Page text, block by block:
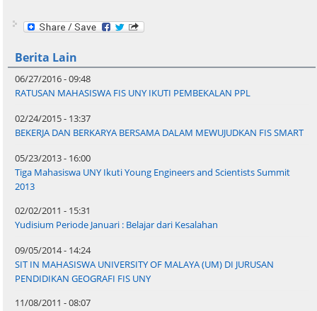
Berita Lain
06/27/2016 - 09:48
RATUSAN MAHASISWA FIS UNY IKUTI PEMBEKALAN PPL
02/24/2015 - 13:37
BEKERJA DAN BERKARYA BERSAMA DALAM MEWUJUDKAN FIS SMART
05/23/2013 - 16:00
Tiga Mahasiswa UNY Ikuti Young Engineers and Scientists Summit
2013
02/02/2011 - 15:31
Yudisium Periode Januari : Belajar dari Kesalahan
09/05/2014 - 14:24
SIT IN MAHASISWA UNIVERSITY OF MALAYA (UM) DI JURUSAN
PENDIDIKAN GEOGRAFI FIS UNY
11/08/2011 - 08:07